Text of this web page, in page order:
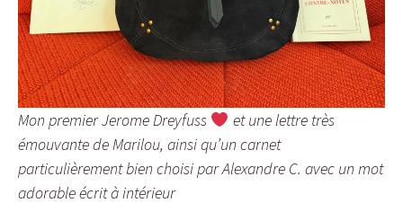
Mon premier Jerome Dreyfuss
et une lettre très
émouvante de Marilou, ainsi qu’un carnet
particulièrement bien choisi par Alexandre C. avec un mot
adorable écrit à intérieur